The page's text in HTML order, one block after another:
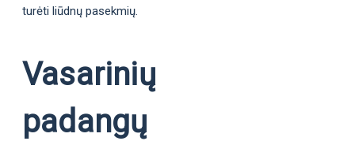
turėti liūdnų pasekmių.
Vasarinių
padangų